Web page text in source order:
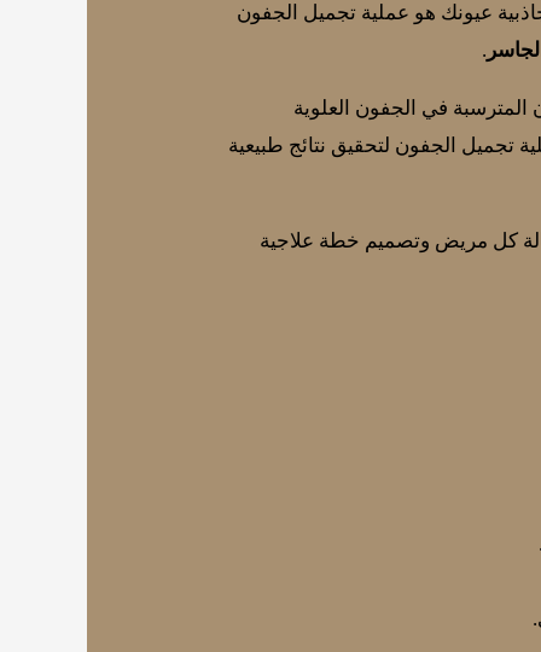
عيونك هو عملية تجميل الجفون
.
في الجفون العلوية
تجميل الجفون لتحقيق نتائج طبيعية
كل مريض وتصميم خطة علاجية